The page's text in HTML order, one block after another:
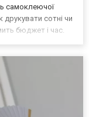
самоклеючої
друкувати сотні чи
бюджет і час.